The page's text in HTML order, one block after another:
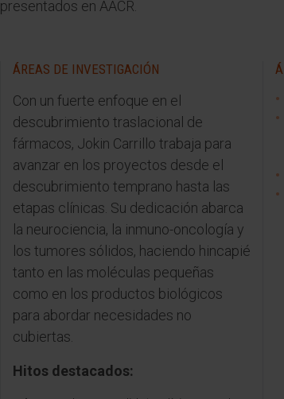
presentados en AACR.
ÁREAS DE INVESTIGACIÓN
Con un fuerte enfoque en el
descubrimiento traslacional de
fármacos, Jokin Carrillo trabaja para
avanzar en los proyectos desde el
descubrimiento temprano hasta las
etapas clínicas. Su dedicación abarca
la neurociencia, la inmuno-oncología y
los tumores sólidos, haciendo hincapié
tanto en las moléculas pequeñas
como en los productos biológicos
para abordar necesidades no
cubiertas.
Hitos destacados: